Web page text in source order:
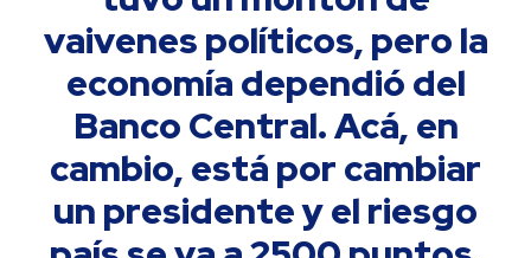
vaivenes políticos, pero la
economía dependió del
Banco Central. Acá, en
cambio, está por cambiar
un presidente y el riesgo